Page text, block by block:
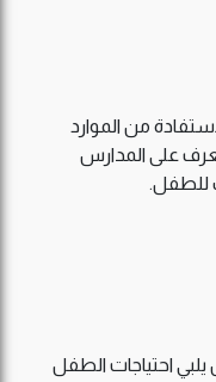
من الموارد
على المدارس
للطفل.
احتياجات الطفل